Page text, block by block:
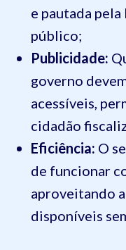
e pautada
público;
Publicidade:
governo
acessíveis,
cidadão
Eficiência: O
de funcionar
aproveitando
disponíveis